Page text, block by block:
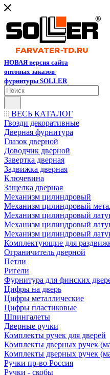
НОВАЯ версия сайта
оптовых заказов
фурнитуры SOLLER
ВЕСЬ КАТАЛОГ
Гвозди декоративные
Дверная фурнитура
Глазок дверной
Доводчик дверной
Завертка дверная
Задвижка дверная
Ключевина
Защелка дверная
Механизм цилиндровый
Механизм цилиндровый
Механизм цилиндровый
Механизм цилиндровый
Механизм цилиндровый
Комплектующие для
Ограничитель дверной
Петли
Ригели
Фурнитура для финских
Цифры на дверь
Цифры металлические
Цифры пластиковые
Шпингалеты
Дверные ручки
Комплекты ручек для дверей
Комплекты дверных ручек
Комплекты дверных ручек
Ручки пр-во Россия
Ручки - скобы